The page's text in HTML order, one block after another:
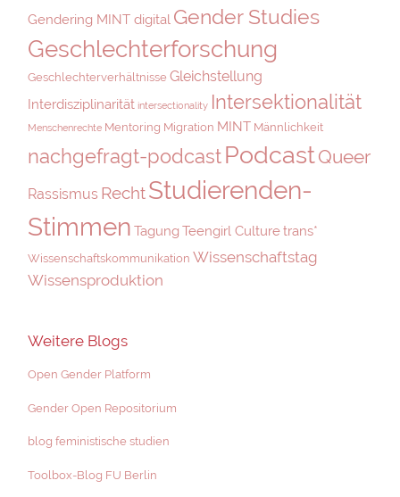
Gendering MINT digital Gender Studies
Geschlechterforschung
Geschlechterverhältnisse Gleichstellung
Interdisziplinarität intersectionality Intersektionalität
Menschenrechte Mentoring Migration MINT Männlichkeit
nachgefragt-podcastPodcastQueer
Rassismus RechtStudierenden-
Stimmen Tagung Teengirl Culturetrans*
Wissenschaftskommunikation Wissenschaftstag
Wissensproduktion
Weitere Blogs
Open Gender Platform
Gender Open Repositorium
blog feministische studien
Toolbox-Blog FU Berlin